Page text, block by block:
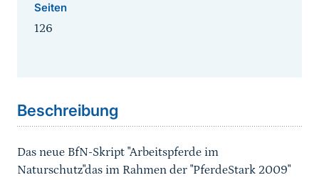
Seiten
126
Beschreibung
Das neue BfN-Skript "Arbeitspferde im
Naturschutz"das im Rahmen der "PferdeStark 2009"